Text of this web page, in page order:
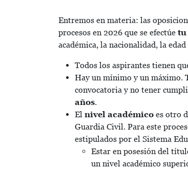
Entremos en materia: las
procesos en 2026 que se efectúe tu
académica, la nacionalidad, la
Todos los aspirantes tienen
Hay un mínimo y un máximo.
convocatoria y no tener
años.
El nivel académico es otro
Guardia Civil. Para este
estipulados por el Sistema
Estar en posesión del
un nivel académico